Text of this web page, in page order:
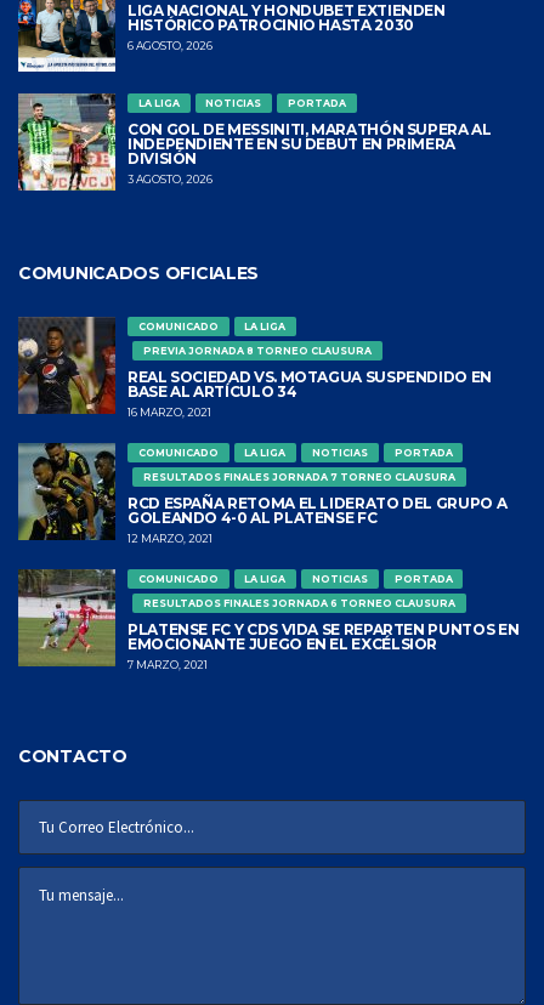
LIGA NACIONAL Y HONDUBET EXTIENDEN
HISTÓRICO PATROCINIO HASTA 2030
6 AGOSTO, 2026
LA LIGA NOTICIAS PORTADA
CON GOL DE MESSINITI, MARATHÓN SUPERA AL
INDEPENDIENTE EN SU DEBUT EN PRIMERA
DIVISIÓN
3 AGOSTO, 2026
COMUNICADOS OFICIALES
COMUNICADO
LA LIGA
PREVIA JORNADA 8 TORNEO CLAUSURA
REAL SOCIEDAD VS. MOTAGUA SUSPENDIDO EN
BASE AL ARTÍCULO 34
16 MARZO, 2021
COMUNICADO LA LIGA NOTICIAS
PORTADA
RESULTADOS FINALES JORNADA 7 TORNEO CLAUSURA
RCD ESPAÑA RETOMA EL LIDERATO DEL GRUPO A
GOLEANDO 4-0 AL PLATENSE FC
12 MARZO, 2021
COMUNICADO LA LIGA NOTICIAS
PORTADA
RESULTADOS FINALES JORNADA 6 TORNEO CLAUSURA
PLATENSE FC Y CDS VIDA SE REPARTEN PUNTOS EN
EMOCIONANTE JUEGO EN EL EXCÉLSIOR
7 MARZO, 2021
CONTACTO